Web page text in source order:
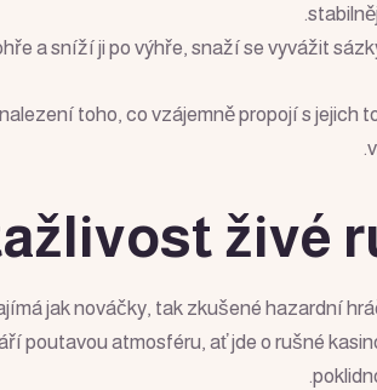
a sníží ji po výhře, snaží se vyvážit
toho, co vzájemně propojí s jejich
živé
jak nováčky, tak zkušené hazardní
poutavou atmosféru, ať jde o rušné